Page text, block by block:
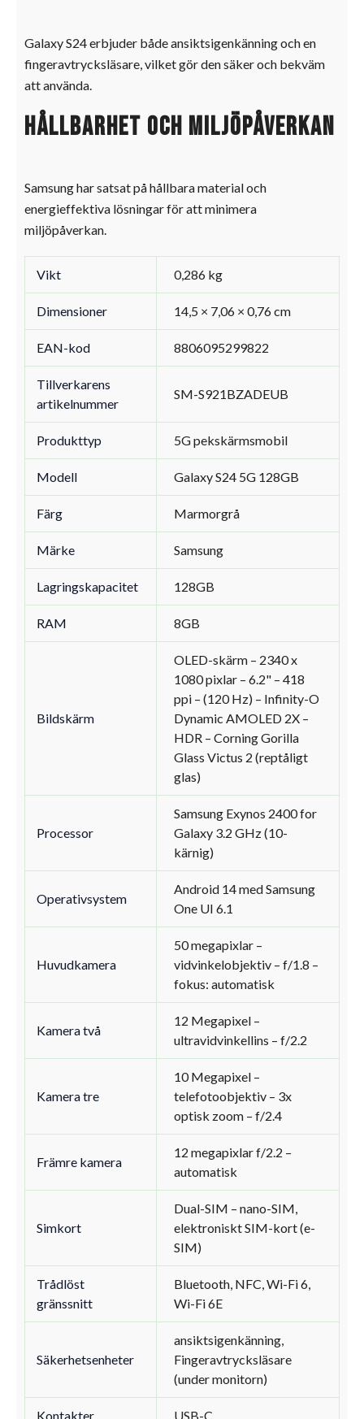
Galaxy S24 erbjuder både ansiktsigenkänning och en
fingeravtrycksläsare, vilket gör den säker och bekväm
att använda.
Hållbarhet och miljöpåverkan
Samsung har satsat på hållbara material och
energieffektiva lösningar för att minimera
miljöpåverkan.
Vikt 0,286 kg
Dimensioner 14,5 × 7,06 × 0,76 cm
EAN-kod 8806095299822
Tillverkarens
artikelnummer
SM-S921BZADEUB
Produkttyp 5G pekskärmsmobil
Modell Galaxy S24 5G 128GB
Färg Marmorgrå
Märke Samsung
Lagringskapacitet 128GB
RAM 8GB
Bildskärm
OLED-skärm – 2340 x
1080 pixlar – 6.2" – 418
ppi – (120 Hz) – Infinity-O
Dynamic AMOLED 2X –
HDR – Corning Gorilla
Glass Victus 2 (reptåligt
glas)
Processor
Samsung Exynos 2400 for
Galaxy 3.2 GHz (10-
kärnig)
Operativsystem
Android 14 med Samsung
One UI 6.1
Huvudkamera
50 megapixlar –
vidvinkelobjektiv – f/1.8 –
fokus: automatisk
Kamera två
12 Megapixel –
ultravidvinkellins – f/2.2
Kamera tre
10 Megapixel –
telefotoobjektiv – 3x
optisk zoom – f/2.4
Främre kamera
12 megapixlar f/2.2 –
automatisk
Simkort
Dual-SIM – nano-SIM,
elektroniskt SIM-kort (e-
SIM)
Trådlöst
gränssnitt
Bluetooth, NFC, Wi-Fi 6,
Wi-Fi 6E
Säkerhetsenheter
ansiktsigenkänning,
Fingeravtrycksläsare
(under monitorn)
Kontakter USB-C